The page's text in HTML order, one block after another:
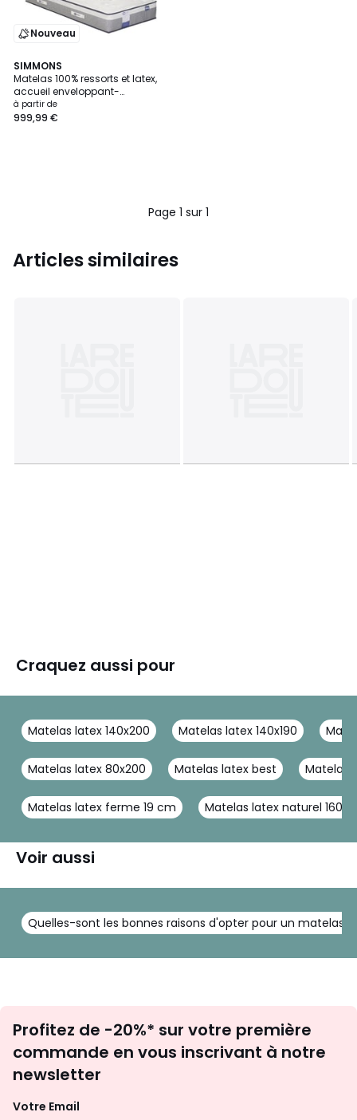
Nouveau
SIMMONS
Matelas 100% ressorts et latex,
accueil enveloppant-
INFLUENCE-HYBRIDE
à partir de
999,99 €
Page 1 sur 1
Articles similaires
Craquez aussi pour
Matelas latex 140x200 Matelas latex 140x190
Matelas latex 80x200 Matelas latex best Matelas
Matelas latex ferme 19 cm Matelas latex naturel
Voir aussi
Quelles-sont les bonnes raisons d'opter pour un matelas
newsletter
Profitez de -20%* sur votre première
commande en vous inscrivant à notre
newsletter
Votre Email